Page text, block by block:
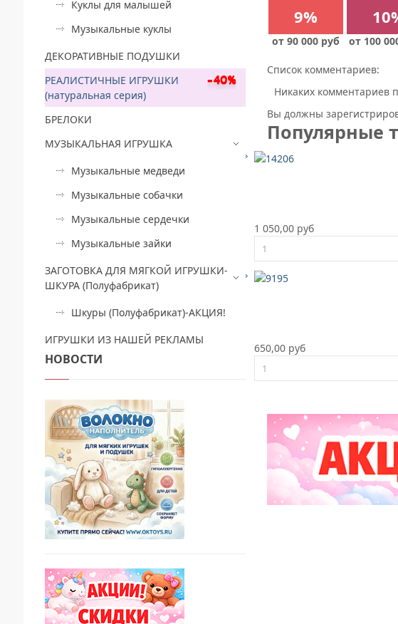
9%
от 90 000 руб от 100
Список комментариев:
Никаких комментариев
Вы должны
Популярные
1 050,00 руб
650,00 руб
Куклы для малышей
Музыкальные куклы
ДЕКОРАТИВНЫЕ ПОДУШКИ
РЕАЛИСТИЧНЫЕ ИГРУШКИ
(натуральная серия)
БРЕЛОКИ
МУЗЫКАЛЬНАЯ ИГРУШКА
Музыкальные медведи
Музыкальные собачки
Музыкальные сердечки
Музыкальные зайки
ЗАГОТОВКА ДЛЯ МЯГКОЙ ИГРУШКИ-
ШКУРА (Полуфабрикат)
Шкуры (Полуфабрикат)-АКЦИЯ!
ИГРУШКИ ИЗ НАШЕЙ РЕКЛАМЫ
НОВОСТИ